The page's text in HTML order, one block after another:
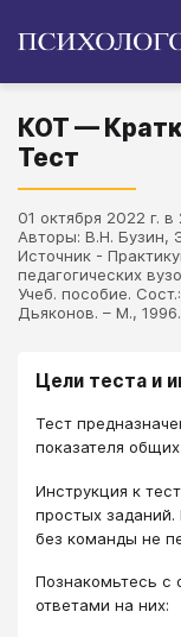
КОТ —
Тест
01 октября 2022 г. в
Авторы: В.Н. Бузин,
Источник -
педагогических
Учеб. пособие.
Дьяконов. – М., 1996.
Цели теста и
Тест
показателя
Инструкция к
простых заданий.
без команды не
Познакомьтесь с
ответами на них: